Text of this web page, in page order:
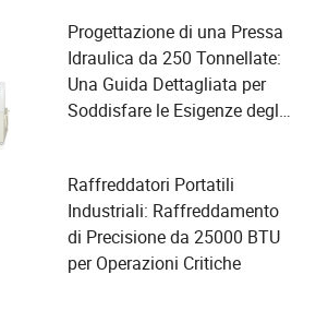
Progettazione di una Pressa
Idraulica da 250 Tonnellate:
Una Guida Dettagliata per
Soddisfare le Esigenze degli
Raffreddatori Portatili
Industriali: Raffreddamento
di Precisione da 25000 BTU
per Operazioni Critiche